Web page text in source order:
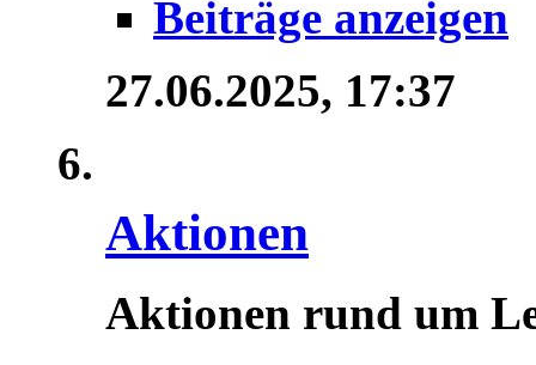
Beiträge anzeigen
27.06.2025, 17:37
Aktionen
Aktionen rund um